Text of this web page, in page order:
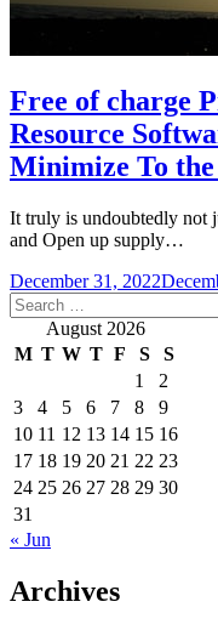
Free of charge
Resource
Minimize To the
It truly is undoubtedly not
and Open up supply…
December 31, 2022
Search
for: August 2026
M T W T F S
S
1
2
3
4 5 6 7 8
9
10 11 12 13 14 15 16
17 18 19 20 21 22 23
24 25 26 27 28 29 30
31
« Jun
Archives